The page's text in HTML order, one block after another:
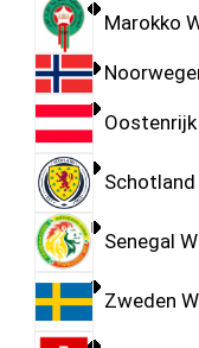
Marokko
Senegal
Zweden